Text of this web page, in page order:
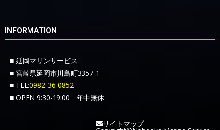
INFORMATION
■ 延岡マリンサービス
■ 宮崎県延岡市川島町3357-1
■ TEL:0982-36-0852
■ OPEN 9:30-19:00 年中無休
サイトマップ